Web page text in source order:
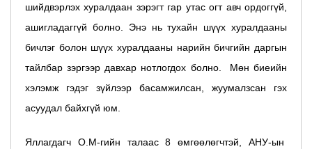
шийдвэрлэх хуралдаан зэрэгт гар утас огт авч ордоггүй,
ашигладаггүй болно. Энэ нь тухайн шүүх хуралдааны
бичлэг болон шүүх хуралдааны нарийн бичгийн даргын
тайлбар зэргээр давхар нотлогдох болно. Мөн биеийн
хэлэмж гэдэг зүйлээр басамжилсан, жуумалзсан гэх
асуудал байхгүй юм.
Яллагдагч О.М-гийн талаас 8 өмгөөлөгчтэй, АНУ-ын